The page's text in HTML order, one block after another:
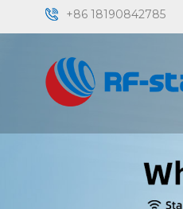
+86 18190842785